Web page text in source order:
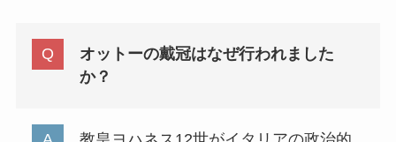
オットーの戴冠はなぜ行われました
か？